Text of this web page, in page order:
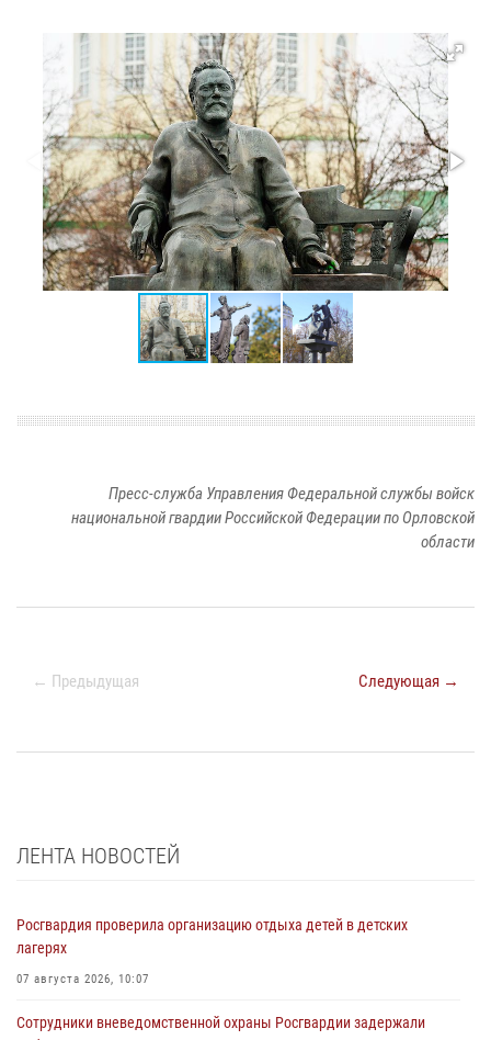
Пресс-служба Управления Федеральной службы войск
национальной гвардии Российской Федерации по Орловской
области
← Предыдущая Следующая →
ЛЕНТА НОВОСТЕЙ
Росгвардия проверила организацию отдыха детей в детских
лагерях
07 августа 2026, 10:07
Сотрудники вневедомственной охраны Росгвардии задержали